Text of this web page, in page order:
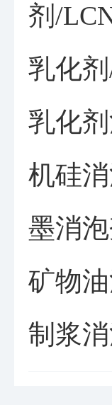
剂/
乳化
乳化
机硅
墨消
矿物
制浆消